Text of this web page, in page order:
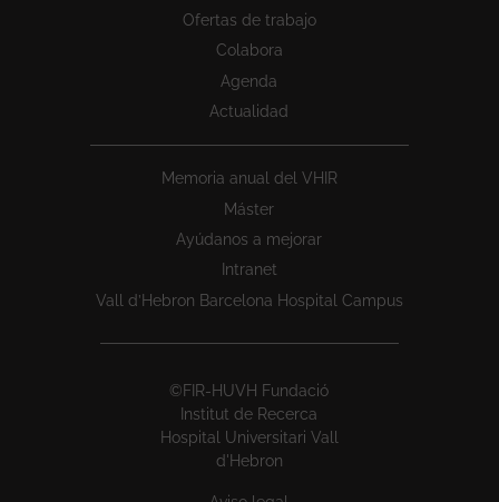
Ofertas de trabajo
Colabora
Agenda
Actualidad
Memoria anual del VHIR
Máster
Ayúdanos a mejorar
Intranet
Vall d’Hebron Barcelona Hospital Campus
©FIR-HUVH Fundació
Institut de Recerca
Hospital Universitari Vall
d'Hebron